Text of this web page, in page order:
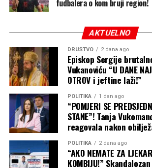
Dio njiva vlasnici su ogradili, ali ni to nije
kukuruz biti zaštićen:
“I ja sam ove sedmice ogradio nekoliko
struju i opet dežurati. Za to sam ove
više od 4.000 maraka i opet nisam
efikasno. Najgore je kada svinje provale
naponom, uđu u njivu i ne smiju izaći.
ograde neće. To je pomalo komično, ali
komšije – tragično”.
fudbalera o kom bruji region!
AKTUELNO
DRUŠTVO 2 dana ago
Episkop Sergije
Vukanoviću “U DANE
OTROV i jeftine laži!”
POLITIKA 1 dan ago
“POMJERI SE
STANE”! Tanja
reagovala nakon
POLITIKA 2 dana ago
“AKO NEMATE ZA
KOMBIJU!”